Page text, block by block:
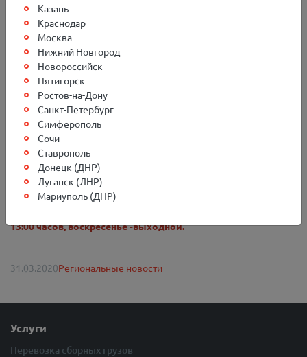
Изменения в графике
выхода авто транспорта из
г. Белгород 2020-03-31
Обращаем ваше внимание на то, что отправки из города
Белгород,
в связи с объявленным карантином, временно
осуществляются только во вторник и пятницу.
Получить и сдать груз вы можете в любой день с понедельника
по субботу.
Напоминаем, что терминал в Белгороде работает
13:00 часов, воскресенье -выходной.
31.03.2020Региональные новости
Услуги
Перевозка сборных грузов
Казань
Краснодар
Москва
Нижний Новгород
Новороссийск
Пятигорск
Ростов-на-Дону
Санкт-Петербург
Симферополь
Сочи
Ставрополь
Донецк (ДНР)
Луганск (ЛНР)
Мариуполь (ДНР)